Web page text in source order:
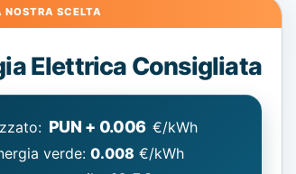
Elettrica Consigliata
PUN + 0.006 €/kWh
verde: 0.008 €/kWh